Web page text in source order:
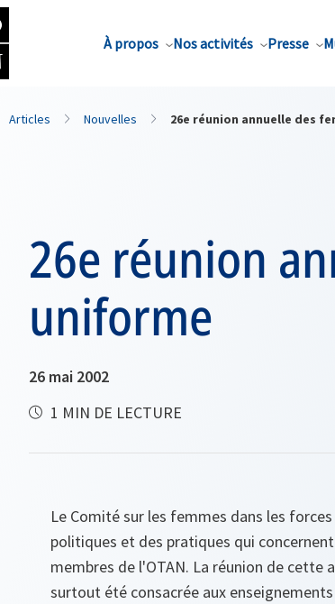
À propos Nos activités Presse
Articles Nouvelles 26e réunion annuelle des
26e réunion
uniforme
26 mai 2002
1 MIN DE LECTURE
Le Comité sur les femmes dans les
politiques et des pratiques qui
membres de l'OTAN. La réunion de cette
surtout été consacrée aux